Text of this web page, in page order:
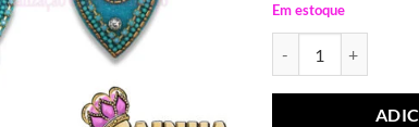
Em estoque